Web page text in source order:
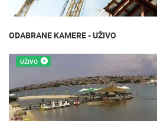
ODABRANE KAMERE - UŽIVO
UŽIVO